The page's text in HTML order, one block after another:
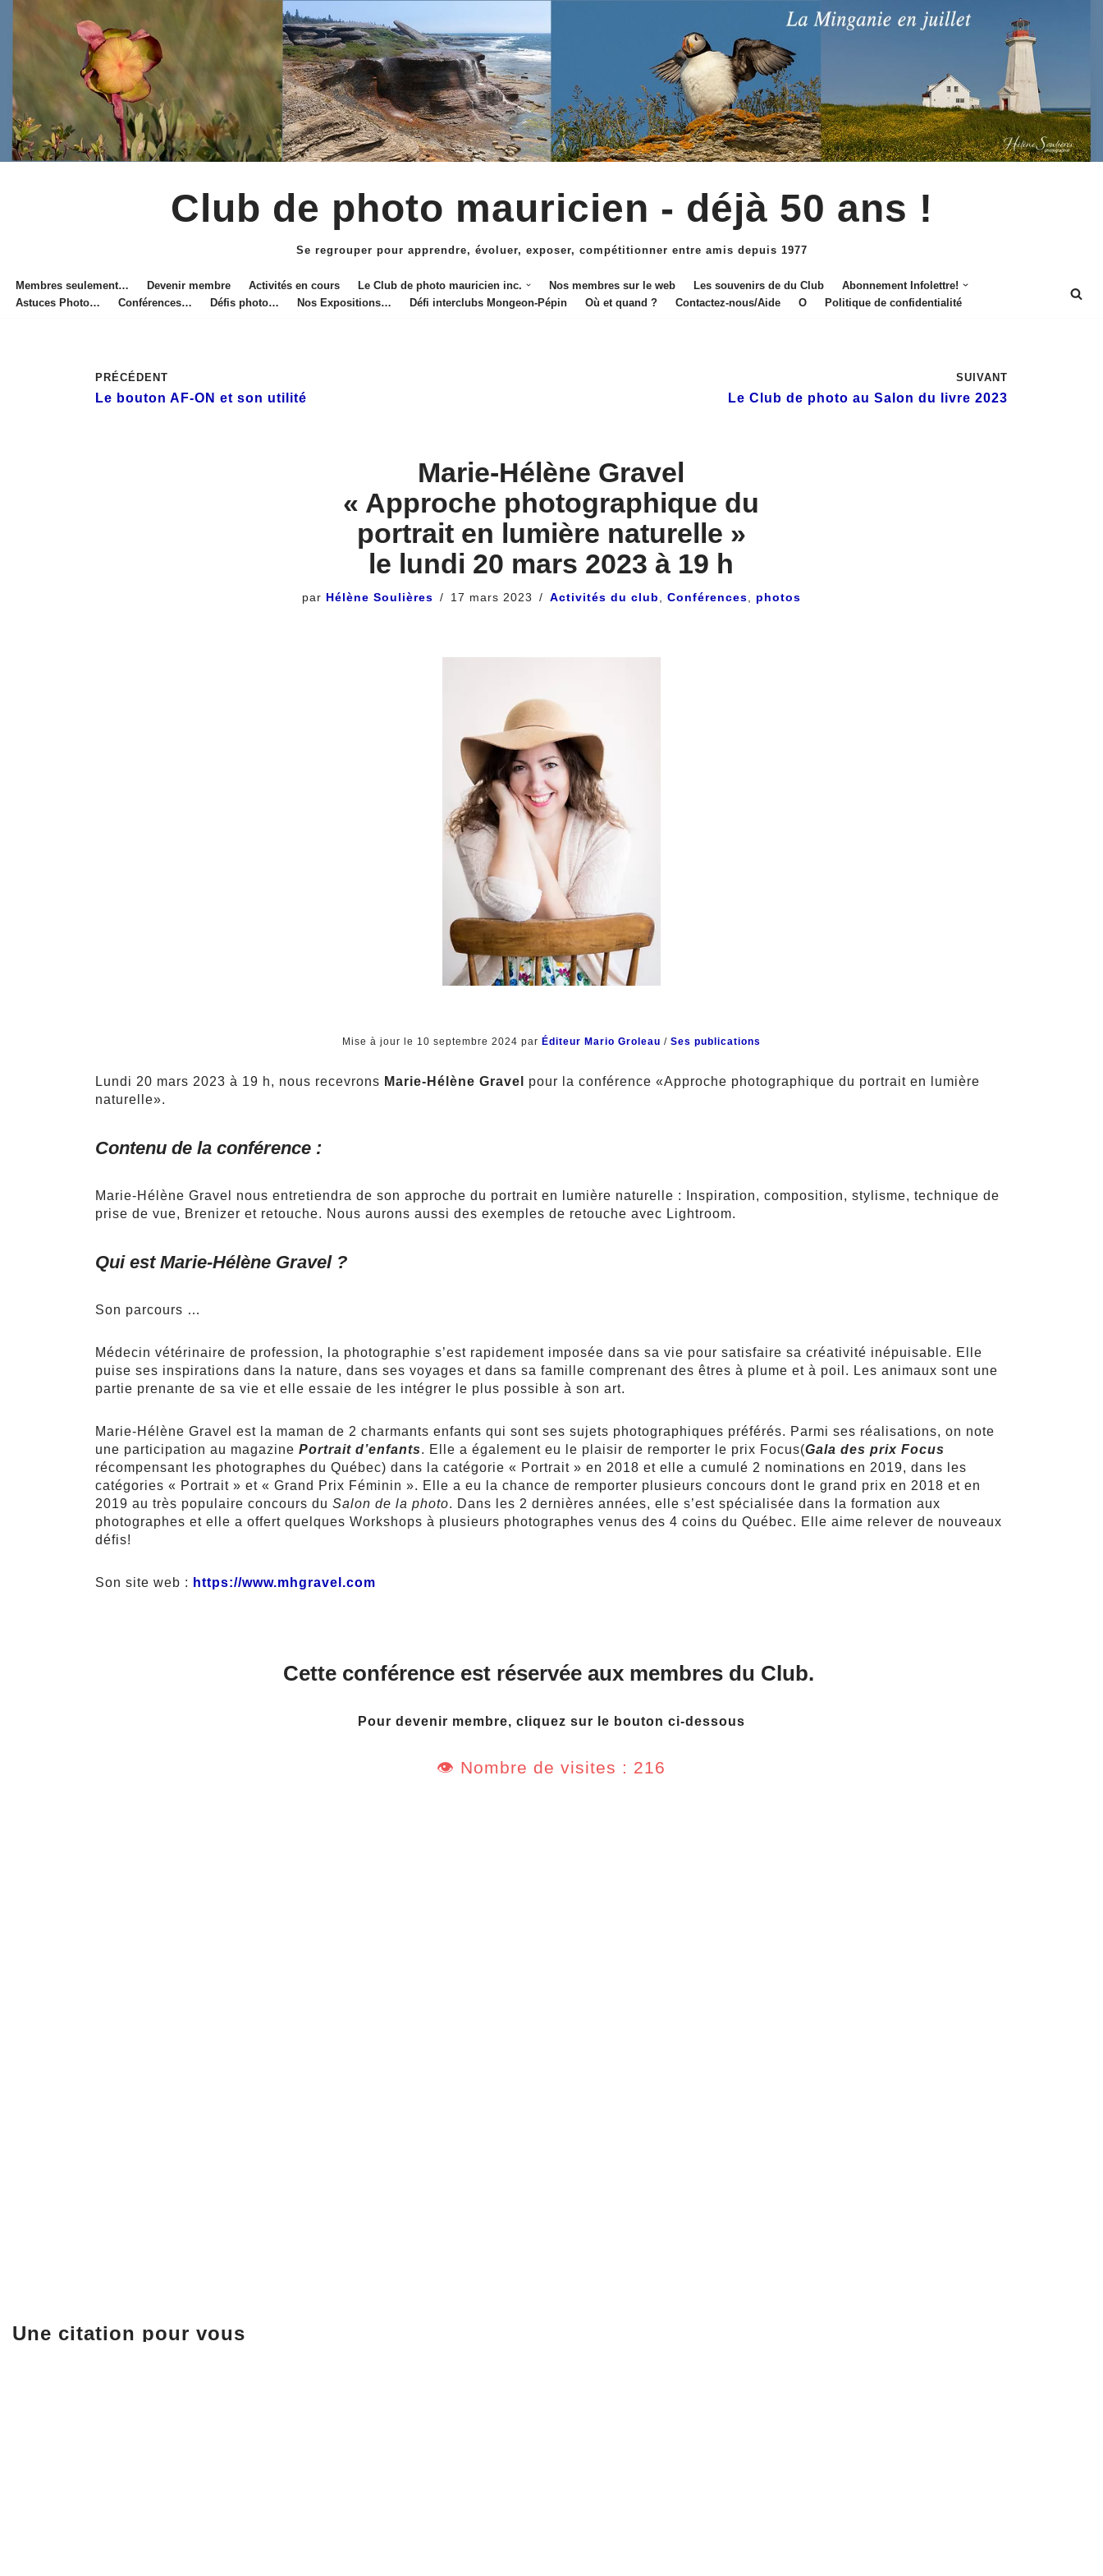
Club de photo mauricien - déjà 50 ans !
Se regrouper pour apprendre, évoluer, exposer, compétitionner entre amis depuis 1977
Membres seulement… Devenir membre Activités en cours Le Club de photo mauricien inc. Nos membres sur le web Les souvenirs de du Club
Abonnement Infolettre!
Astuces Photo…
Conférences… Défis photo… Nos Expositions… Défi interclubs Mongeon-Pépin Où et quand ? Contactez-nous/Aide O Politique de confidentialité
PRÉCÉDENT
Le bouton AF-ON et son utilité
SUIVANT
Le Club de photo au Salon du livre 2023
Marie-Hélène Gravel
« Approche photographique du
portrait en lumière naturelle »
le lundi 20 mars 2023 à 19 h
par Hélène Soulières 17 mars 2023 Activités du club Conférences photos
Mise à jour le 10 septembre 2024 par Éditeur Mario Groleau / Ses publications
Lundi 20 mars 2023 à 19 h, nous recevrons Marie-Hélène Gravel
pour la conférence «Approche photographique du portrait en lumière
naturelle».
Contenu de la conférence :
Marie-Hélène Gravel nous entretiendra de son approche du portrait en lumière naturelle : Inspiration, composition, stylisme, technique de
prise de vue, Brenizer et retouche. Nous aurons aussi des exemples de retouche avec Lightroom.
Qui est Marie-Hélène Gravel ?
Son parcours …
Médecin vétérinaire de profession, la photographie s’est rapidement imposée dans sa vie pour satisfaire sa créativité inépuisable. Elle
puise ses inspirations dans la nature, dans ses voyages et dans sa famille comprenant des êtres à plume et à poil. Les animaux sont une
partie prenante de sa vie et elle essaie de les intégrer le plus possible à son art.
Marie-Hélène Gravel est la maman de 2 charmants enfants qui sont ses sujets photographiques préférés. Parmi ses réalisations, on note
une participation au magazine Portrait d’enfants. Elle a également eu le plaisir de remporter le prix Focus(Gala des prix Focus
récompensant les photographes du Québec) dans la catégorie « Portrait » en 2018 et elle a cumulé 2 nominations en 2019, dans les
catégories « Portrait » et « Grand Prix Féminin ». Elle a eu la chance de remporter plusieurs concours dont le grand prix en 2018 et en
2019 au très populaire concours du Salon de la photo. Dans les 2 dernières années, elle s’est spécialisée dans la formation aux
photographes et elle a offert quelques Workshops à plusieurs photographes venus des 4 coins du Québec. Elle aime relever de nouveaux
défis!
Son site web : https://www.mhgravel.com
Cette conférence est réservée aux membres du Club.
Pour devenir membre, cliquez sur le bouton ci-dessous
👁️ Nombre de visites : 216
Une citation pour vous